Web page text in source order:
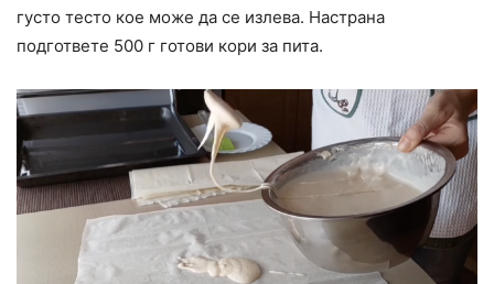
густо тесто кое може да се излева. Настрана
подгответе 500 г готови кори за пита.